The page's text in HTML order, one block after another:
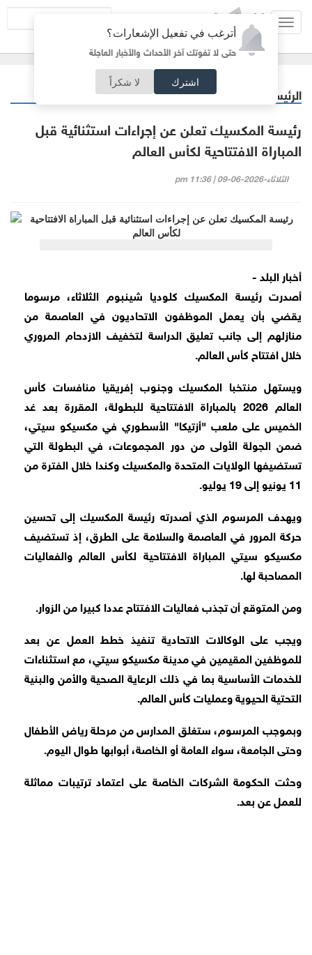
أترغب في تفعيل الإشعارات؟
حتى لا تفوتك آخر الأحداث والأخبار العاجلة
اشترك لا شكراً
الرئيسية
رئيسة المكسيك تعلن عن إجراءات استثنائية قبل
المباراة الافتتاحية لكأس العالم
الثلاثاء-2026-06-09 | 11:36 pm
أخبار البلد -
أصدرت رئيسة المكسيك كلوديا شينبوم الثلاثاء، مرسوما
يقضي ‌بأن يعمل الموظفون الاتحاديون في العاصمة من
منازلهم إلى جانب تعليق الدراسة لتخفيف الازدحام المروري
⁠خلال افتتاح كأس العالم.
ويستهل منتخبا المكسيك وجنوب إفريقيا منافسات كأس
العالم 2026 بالمباراة الافتتاحية للبطولة، المقررة بعد غد
الخميس على ملعب "أزتيكا" الأسطوري في مكسيكو سيتي،
ضمن الجولة الأولى من دور المجموعات، في البطولة التي
تستضيفها الولايات المتحدة والمكسيك وكندا خلال الفترة من
11 يونيو إلى 19 يوليو.
ويهدف المرسوم الذي أصدرته رئيسة المكسيك إلى تحسين
حركة المرور في العاصمة والسلامة على الطرق، إذ تستضيف
مكسيكو سيتي المباراة الافتتاحية لكأس العالم والفعاليات
المصاحبة لها.
ومن المتوقع أن تجذب فعاليات الافتتاح عددا ‌كبيرا ⁠من الزوار.
ويجب على الوكالات الاتحادية تنفيذ خطط العمل عن بعد
للموظفين المقيمين في مدينة مكسيكو سيتي، مع استثناءات
للخدمات ⁠الأساسية بما في ذلك الرعاية الصحية والأمن والبنية
التحتية الحيوية وعمليات كأس العالم.
وبموجب المرسوم، ⁠ستغلق المدارس من مرحلة رياض الأطفال
وحتى الجامعة، سواء العامة أو ⁠الخاصة، أبوابها طوال اليوم.
وحثت الحكومة الشركات الخاصة على اعتماد ترتيبات مماثلة
للعمل عن بعد.